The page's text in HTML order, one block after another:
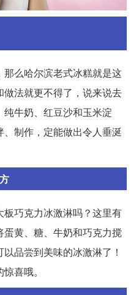
么哈尔滨老式冰糕就是这
法就更不得了，说来说去
牛奶、红豆沙和玉米淀
制作，定能做出令人垂涎
巧克力冰激淋吗？这里有
黄、糖、牛奶和巧克力搅
品尝到美味的冰激淋了！
喜哦。